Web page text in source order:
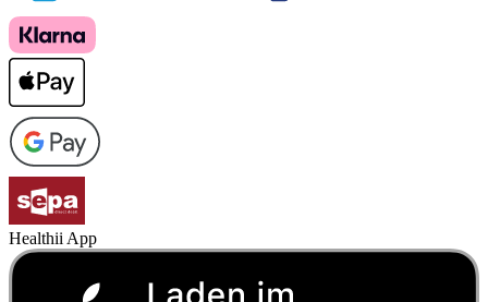
Healthii App